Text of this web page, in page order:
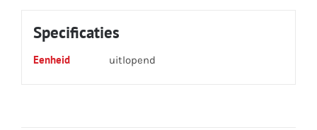
Specificaties
Eenheid uitlopend